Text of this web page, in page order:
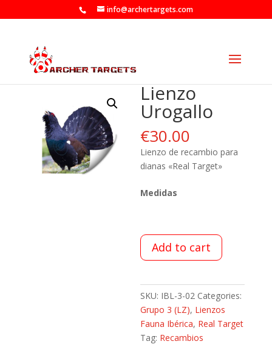
info@archertargets.com
Lienzo
Urogallo
€30.00
Lienzo de recambio para
dianas «Real Target»
Medidas
Add to cart
SKU: IBL-3-02 Categories:
Grupo 3 (LZ), Lienzos
Fauna Ibérica, Real Target
Tag: Recambios